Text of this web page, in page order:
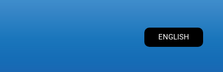
ENGLISH